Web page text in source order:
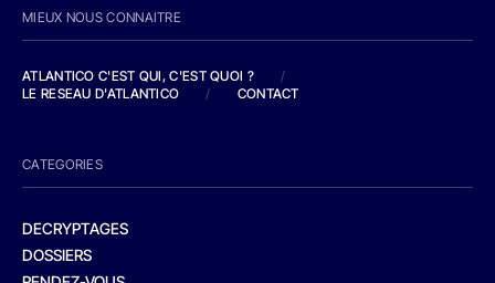
MIEUX NOUS CONNAITRE
ATLANTICO C'EST QUI, C'EST QUOI ?
/
LE RESEAU D'ATLANTICO
/ CONTACT
CATEGORIES
DECRYPTAGES
DOSSIERS